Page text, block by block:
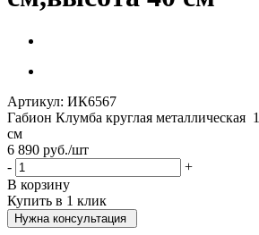
Артикул: ИК6567
Габион Клумба круглая металлическая
см
6 890 руб./шт
-
+
В корзину
Купить в 1 клик
Нужна консультация